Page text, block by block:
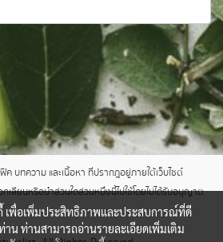
บทความ และเนื้อหา ที่ปรากฎอยู่ภายใต้เว็บไซต์
ลียนหรือนำส่วนใดส่วนหนึ่งนี้ไปใช้โดยไม่ได้รับอนุญาต
เพื่อเพิ่มประสิทธิภาพและประสบการณ์ที่ดี
าน ท่านสามารถอ่านรายละเอียดเพิ่มเติม